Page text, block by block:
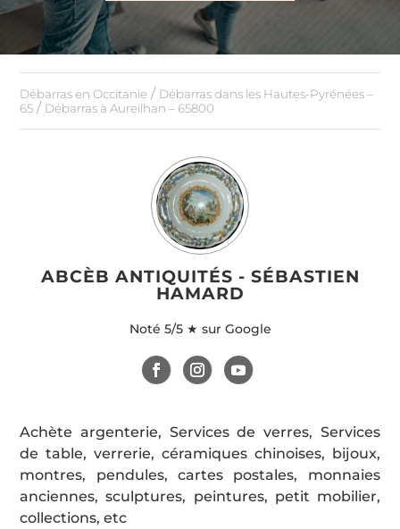
Débarras en Occitanie / Débarras dans les Hautes-Pyrénées –
65 / Débarras à Aureilhan – 65800
ABCÈB ANTIQUITÉS - SÉBASTIEN
HAMARD
Noté 5/5 ★ sur Google
Achète argenterie, Services de verres, Services
de table, verrerie, céramiques chinoises, bijoux,
montres, pendules, cartes postales, monnaies
anciennes, sculptures, peintures, petit mobilier,
collections, etc